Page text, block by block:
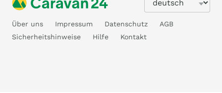
Über uns Impressum Datenschutz
AGB
Sicherheitshinweise
Hilfe Kontakt